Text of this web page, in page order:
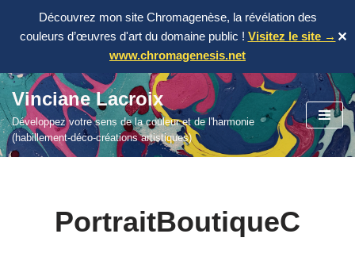
Découvrez mon site Chromagenèse, la révélation des
couleurs d’œuvres d'art du domaine public ! Visitez le site →
www.chromagenesis.net
✕
Aller
au
contenu
Vinciane Lacroix
Développez votre sens de la couleur et de l'harmonie
(habillement-déco-créations artistiques)
PortraitBoutiqueC